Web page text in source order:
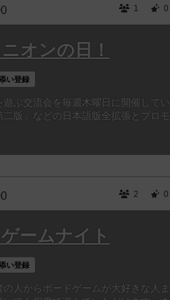
1 0
オンの日！
い登録
ぶ交流会を毎週木曜日に開催してい
版」などの日本語版全拡張とプロモ
2 0
ームナイト
い登録
人からボードゲームが大好きな人ま